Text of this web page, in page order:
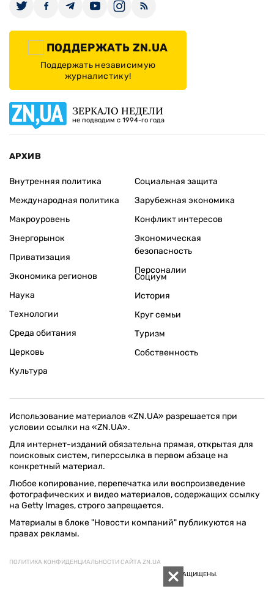
ПОДДЕРЖАТЬ ZN.UA
Поддержать независимую
журналистику!
ЗЕРКАЛО НЕДЕЛИ
не подводим с 1994-го года
АРХИВ
Внутренняя политика
Международная политика
Макроуровень
Энергорынок
Приватизация
Экономика регионов
Социальная защита
Зарубежная экономика
Конфликт интересов
Экономическая
безопасность
Персоналии
Наука
Технологии
Среда обитания
Церковь
Культура
Социум
История
Круг семьи
Туризм
Собственность
Использование материалов «ZN.UA» разрешается при
условии ссылки на «ZN.UA».
Для интернет-изданий обязательна прямая, открытая для
поисковых систем, гиперссылка в первом абзаце на
конкретный материал.
Любое копирование, перепечатка или воспроизведение
фотографических и видео материалов, содержащих ссылку
на Getty Images, строго запрещается.
Материалы в блоке "Новости компаний" публикуются на
правах рекламы.
ПОЛИТИКА КОНФИДЕНЦИАЛЬНОСТИ САЙТА ZN.UA
© 1994–2026 «ЗЕРКАЛО НЕДЕЛИ. УКРАИНА». ВСЕ ПРАВА ЗАЩИЩЕНЫ.